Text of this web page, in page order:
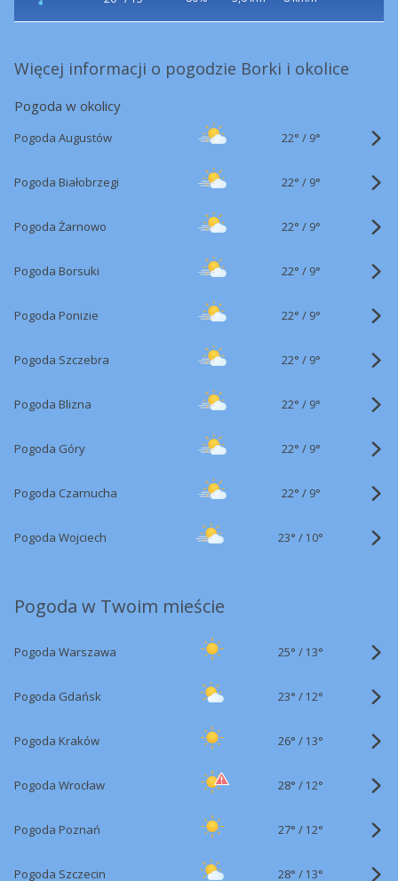
Więcej informacji o pogodzie Borki i okolice
Pogoda w okolicy
Pogoda Augustów 22° / 9°
Pogoda Białobrzegi 22° / 9°
Pogoda Żarnowo 22° / 9°
Pogoda Borsuki 22° / 9°
Pogoda Ponizie 22° / 9°
Pogoda Szczebra 22° / 9°
Pogoda Blizna 22° / 9°
Pogoda Góry 22° / 9°
Pogoda Czarnucha 22° / 9°
Pogoda Wojciech 23° / 10°
Pogoda w Twoim mieście
Pogoda Warszawa 25° / 13°
Pogoda Gdańsk 23° / 12°
Pogoda Kraków 26° / 13°
Pogoda Wrocław 28° / 12°
Pogoda Poznań 27° / 12°
Pogoda Szczecin 28° / 13°